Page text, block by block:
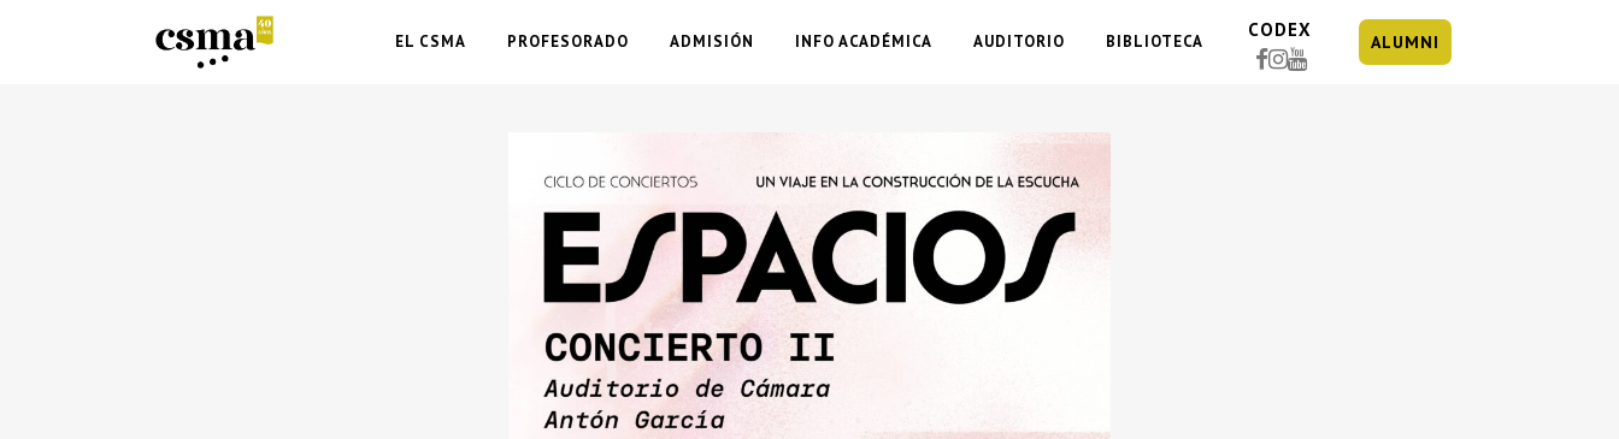
EL CSMA PROFESORADO ADMISIÓN INFO ACADÉMICA AUDITORIO BIBLIOTECA
CODEX
ALUMNI